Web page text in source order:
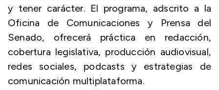
y tener carácter. El programa, adscrito a la
Oficina de Comunicaciones y Prensa del
Senado, ofrecerá práctica en redacción,
cobertura legislativa, producción audiovisual,
redes sociales, podcasts y estrategias de
comunicación multiplataforma.